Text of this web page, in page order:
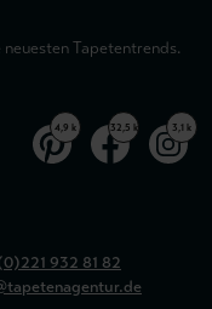
Tapetentrends.
4,9 k 32,5 k 3,1 k
932 81 82